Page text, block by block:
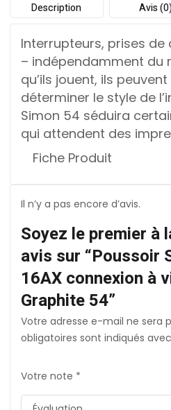
Description Avis
Interrupteurs, prises
– indépendamment du
qu’ils jouent, ils
déterminer le style de
Simon 54 séduira
qui attendent des
Fiche Produit
Il n’y a pas encore d’avis.
Soyez le premier à
avis sur “Poussoir
16AX connexion à
Graphite 54”
Votre adresse e-mail ne sera
obligatoires sont indiqués avec
Votre note *